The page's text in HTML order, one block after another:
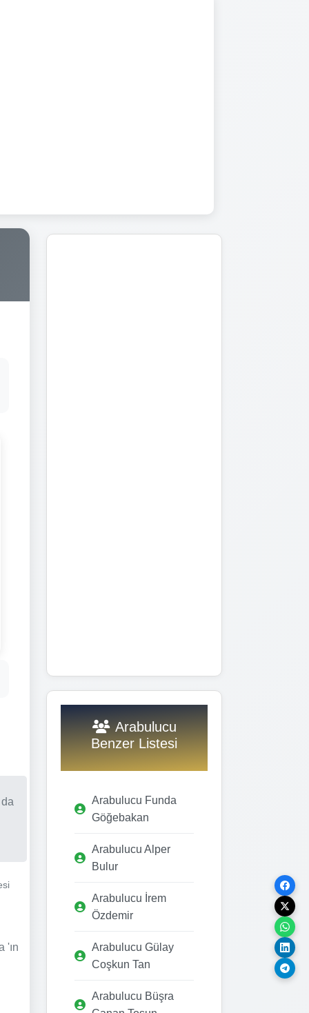
'ın
Arabulucu
Benzer Listesi
Arabulucu Funda
Göğebakan
Arabulucu Alper
Bulur
Arabulucu İrem
Özdemir
Arabulucu Gülay
Coşkun Tan
Arabulucu Büşra